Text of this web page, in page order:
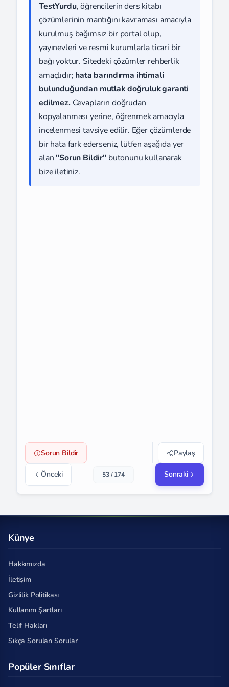
TestYurdu, öğrencilerin ders kitabı
çözümlerinin mantığını kavraması amacıyla
kurulmuş bağımsız bir portal olup,
yayınevleri ve resmi kurumlarla ticari bir
bağı yoktur. Sitedeki çözümler rehberlik
amaçlıdır; hata barındırma ihtimali
bulunduğundan mutlak doğruluk garanti
edilmez. Cevapların doğrudan
kopyalanması yerine, öğrenmek amacıyla
incelenmesi tavsiye edilir. Eğer çözümlerde
bir hata fark ederseniz, lütfen aşağıda yer
alan "Sorun Bildir" butonunu kullanarak
bize iletiniz.
Sorun Bildir Paylaş
Önceki 53 / 174 Sonraki
Künye
Hakkımızda
İletişim
Gizlilik Politikası
Kullanım Şartları
Telif Hakları
Sıkça Sorulan Sorular
Popüler Sınıflar